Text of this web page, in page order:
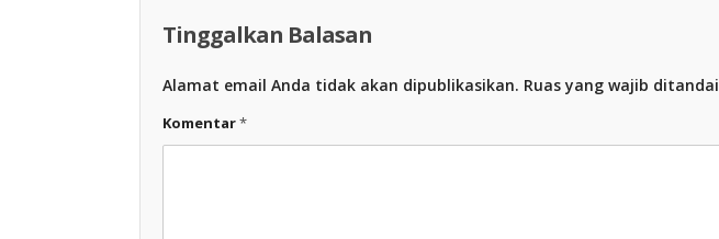
Tinggalkan Balasan
Alamat email Anda tidak akan dipublikasikan. Ruas yang wajib ditandai
Komentar*